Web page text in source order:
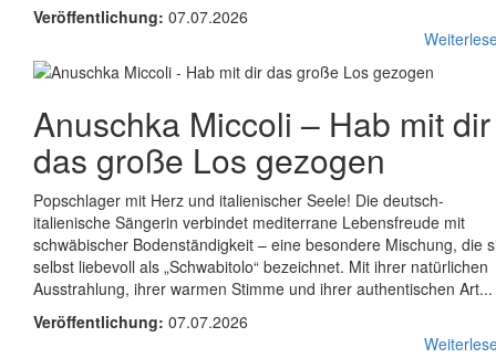
Veröffentlichung: 07.07.2026
Anuschka Miccoli – Hab mit dir
das große Los gezogen
Popschlager mit Herz und italienischer Seele! Die deutsch-
italienische Sängerin verbindet mediterrane Lebensfreude mit
schwäbischer Bodenständigkeit – eine besondere Mischung, die
selbst liebevoll als „Schwabitolo“ bezeichnet. Mit ihrer natürlichen
Ausstrahlung, ihrer warmen Stimme und ihrer authentischen Art...
Veröffentlichung: 07.07.2026